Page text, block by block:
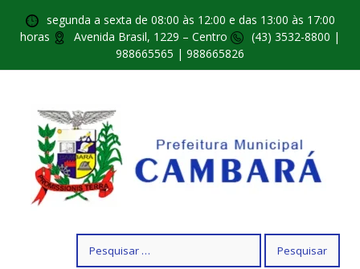
segunda a sexta de 08:00 às 12:00 e das 13:00 às 17:00
horas
Avenida Brasil, 1229 – Centro
(43) 3532-8800 |
988665565 | 988665826
por: